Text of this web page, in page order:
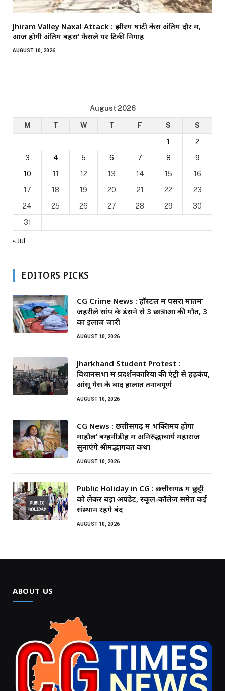
Jhiram Valley Naxal Attack : झीरम घाटी केस अंतिम दौर में,
आज होगी अंतिम बहस’ फैसले पर टिकी निगाहें
AUGUST 10, 2026
August 2026
M T W T F S
S
1
2
3
4 5 6 7 8
9
10
11 12 13 14 15
16
17
18 19 20 21 22
23
24
25 26 27 28 29
30
31
« Jul
EDITORS PICKS
CG Crime News : हॉस्टल में पसरा मातम’
जहरीले सांप के डंसने से 3 छात्राओं की मौत, 3
का इलाज जारी
AUGUST 10, 2026
Jharkhand Student Protest :
विधानसभा में प्रदर्शनकारियों की एंट्री से हड़कंप,
आंसू गैस के बाद हालात तनावपूर्ण
AUGUST 10, 2026
CG News : छत्तीसगढ़ में भक्तिमय होगा
माहौल’ बम्हनीडीह में अनिरुद्धाचार्य महाराज
सुनाएंगे श्रीमद्भागवत कथा
AUGUST 10, 2026
Public Holiday in CG : छत्तीसगढ़ में छुट्टी
को लेकर बड़ा अपडेट, स्कूल-कॉलेज समेत कई
संस्थान रहेंगे बंद
AUGUST 10, 2026
ABOUT US